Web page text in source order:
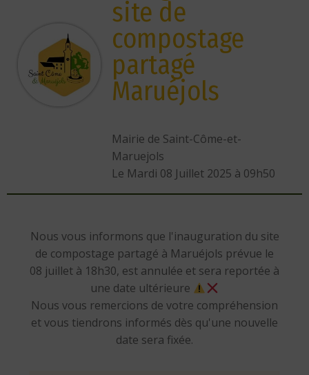
site de
compostage
partagé
Maruéjols
Mairie de Saint-Côme-et-
Maruejols
Le Mardi 08 Juillet 2025 à 09h50
Nous vous informons que l'inauguration du site
de compostage partagé à Maruéjols prévue le
08 juillet à 18h30, est annulée et sera reportée à
une date ultérieure
Nous vous remercions de votre compréhension
et vous tiendrons informés dès qu'une nouvelle
date sera fixée.